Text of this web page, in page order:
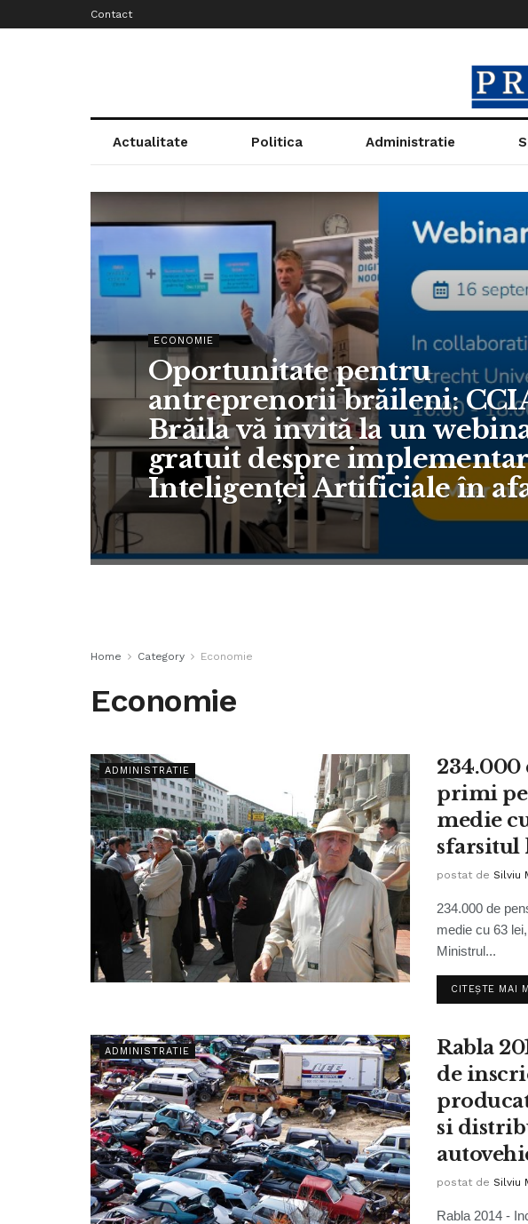
Contact
Actualitate Politica Administratie
ECONOMIE
Oportunitate pentru
antreprenorii brăileni:
Brăila vă invită la un
gratuit despre
Inteligenței Artificiale în
Home Category Economie
Economie
ADMINISTRATIE
234.000
primi
medie
postat de Silviu
234.000 de
medie cu 63
Ministrul...
CITEȘTE MAI
ADMINISTRATIE
Rabla
de
si
postat de Silviu
Rabla 2014 -